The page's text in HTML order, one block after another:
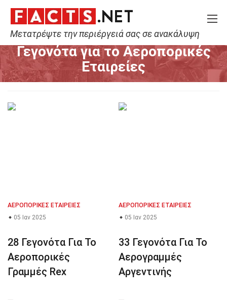
Μετατρέψτε την περιέργειά σας σε ανακάλυψη
Home Αεροπορικές Εταιρείες
Γεγονότα για το Αεροπορικές
Εταιρείες
ΑΕΡΟΠΟΡΙΚΈΣ ΕΤΑΙΡΕΊΕΣ
05 Ιαν 2025
28 Γεγονότα Για Το
Αεροπορικές
Γραμμές Rex
ΑΕΡΟΠΟΡΙΚΈΣ ΕΤΑΙΡΕΊΕΣ
05 Ιαν 2025
33 Γεγονότα Για Το
Αερογραμμές
Αργεντινής